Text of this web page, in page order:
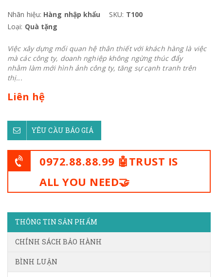
Nhãn hiệu: Hàng nhập khẩu SKU: T100
Loại: Quà tặng
Việc xây dựng mối quan hệ thân thiết với khách hàng là việc
mà các công ty, doanh nghiệp không ngừng thúc đẩy
nhằm làm mới hình ảnh công ty, tăng sự cạnh tranh trên
thị...
Liên hệ
YÊU CẦU BÁO GIÁ
0972.88.88.99 🤖TRUST IS
ALL YOU NEED🤝
THÔNG TIN SẢN PHẨM
CHÍNH SÁCH BẢO HÀNH
BÌNH LUẬN